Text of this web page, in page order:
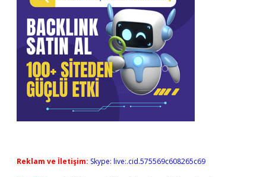
Reklam ve İletişim: Skype: live:.cid.575569c608265c69